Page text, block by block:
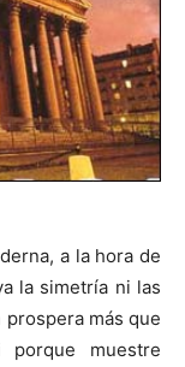
a la hora de
la simetría ni las
más que
muestre